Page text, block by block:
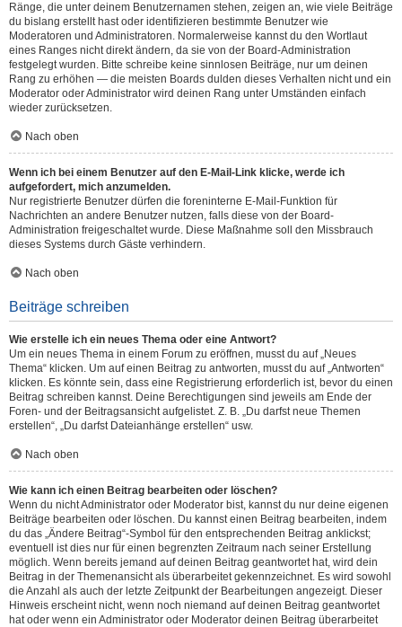
Ränge, die unter deinem Benutzernamen stehen, zeigen an, wie viele Beiträge
du bislang erstellt hast oder identifizieren bestimmte Benutzer wie
Moderatoren und Administratoren. Normalerweise kannst du den Wortlaut
eines Ranges nicht direkt ändern, da sie von der Board-Administration
festgelegt wurden. Bitte schreibe keine sinnlosen Beiträge, nur um deinen
Rang zu erhöhen — die meisten Boards dulden dieses Verhalten nicht und ein
Moderator oder Administrator wird deinen Rang unter Umständen einfach
wieder zurücksetzen.
Nach oben
Wenn ich bei einem Benutzer auf den E-Mail-Link klicke, werde ich
aufgefordert, mich anzumelden.
Nur registrierte Benutzer dürfen die foreninterne E-Mail-Funktion für
Nachrichten an andere Benutzer nutzen, falls diese von der Board-
Administration freigeschaltet wurde. Diese Maßnahme soll den Missbrauch
dieses Systems durch Gäste verhindern.
Nach oben
Beiträge schreiben
Wie erstelle ich ein neues Thema oder eine Antwort?
Um ein neues Thema in einem Forum zu eröffnen, musst du auf „Neues
Thema“ klicken. Um auf einen Beitrag zu antworten, musst du auf „Antworten“
klicken. Es könnte sein, dass eine Registrierung erforderlich ist, bevor du einen
Beitrag schreiben kannst. Deine Berechtigungen sind jeweils am Ende der
Foren- und der Beitragsansicht aufgelistet. Z. B. „Du darfst neue Themen
erstellen“, „Du darfst Dateianhänge erstellen“ usw.
Nach oben
Wie kann ich einen Beitrag bearbeiten oder löschen?
Wenn du nicht Administrator oder Moderator bist, kannst du nur deine eigenen
Beiträge bearbeiten oder löschen. Du kannst einen Beitrag bearbeiten, indem
du das „Ändere Beitrag“-Symbol für den entsprechenden Beitrag anklickst;
eventuell ist dies nur für einen begrenzten Zeitraum nach seiner Erstellung
möglich. Wenn bereits jemand auf deinen Beitrag geantwortet hat, wird dein
Beitrag in der Themenansicht als überarbeitet gekennzeichnet. Es wird sowohl
die Anzahl als auch der letzte Zeitpunkt der Bearbeitungen angezeigt. Dieser
Hinweis erscheint nicht, wenn noch niemand auf deinen Beitrag geantwortet
hat oder wenn ein Administrator oder Moderator deinen Beitrag überarbeitet